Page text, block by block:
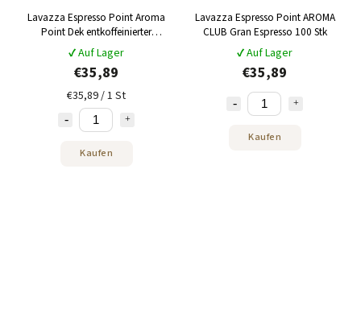
Lavazza Espresso Point Aroma
Point Dek entkoffeinierter
Espresso 100 % Arabica 100 Stk
✔ Auf Lager
€35,89
€35,89 / 1 St
Kaufen
Lavazza Espresso Point AROMA
CLUB Gran Espresso 100 Stk
✔ Auf Lager
€35,89
Kaufen